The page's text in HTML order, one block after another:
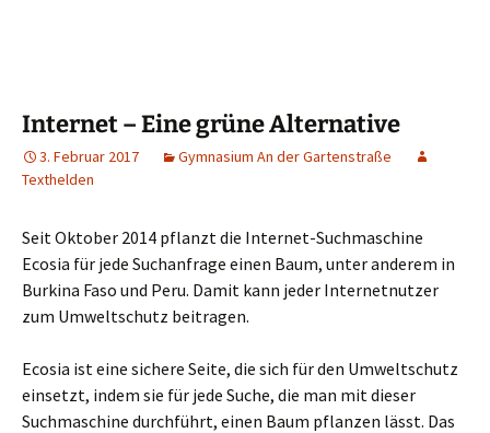
Internet – Eine grüne Alternative
3. Februar 2017
Gymnasium An der Gartenstraße
Texthelden
Seit Oktober 2014 pflanzt die Internet-Suchmaschine
Ecosia für jede Suchanfrage einen Baum, unter anderem in
Burkina Faso und Peru. Damit kann jeder Internetnutzer
zum Umweltschutz beitragen.
Ecosia ist eine sichere Seite, die sich für den Umweltschutz
einsetzt, indem sie für jede Suche, die man mit dieser
Suchmaschine durchführt, einen Baum pflanzen lässt. Das